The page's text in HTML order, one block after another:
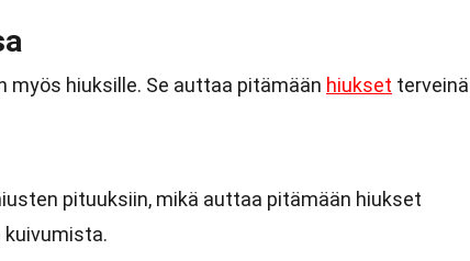
myös hiuksille. Se auttaa pitämään hiukset terveinä
pituuksiin, mikä auttaa pitämään hiukset